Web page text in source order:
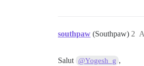
southpaw (Southpaw) 2
Salut @Yogesh_g ,